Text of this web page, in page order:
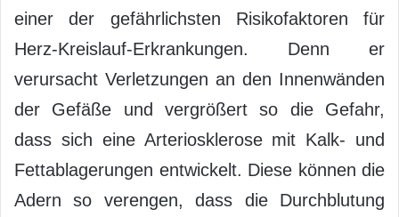
einer der gefährlichsten Risikofaktoren für
Herz-Kreislauf-Erkrankungen. Denn er
verursacht Verletzungen an den Innenwänden
der Gefäße und vergrößert so die Gefahr,
dass sich eine Arteriosklerose mit Kalk- und
Fettablagerungen entwickelt. Diese können die
Adern so verengen, dass die Durchblutung